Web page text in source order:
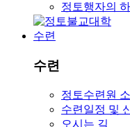
정토행자의
수련
수련
정토수련원
수련일정 및
오시는 길